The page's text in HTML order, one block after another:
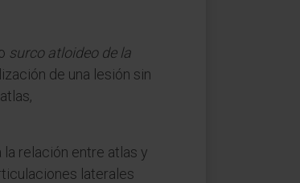
surco atloideo de la
de una lesión sin
la relación entre atlas y
laterales